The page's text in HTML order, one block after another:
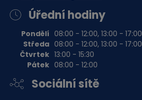
Úřední hodiny
Pondělí
Středa
Čtvrtek
Pátek
08:00 - 12:00, 13:00 - 17:00
08:00 - 12:00, 13:00 - 17:00
13:00 - 15:30
08:00 - 12:00
Sociální sítě